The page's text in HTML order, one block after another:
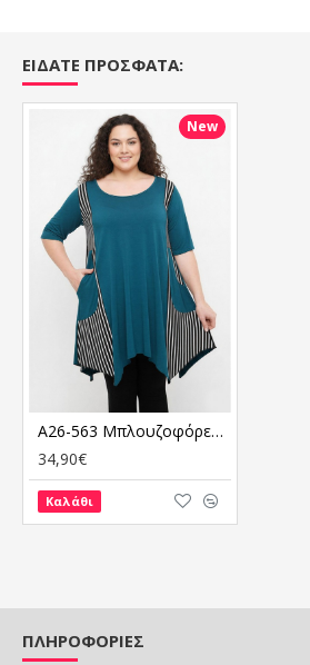
ΕΙΔΑΤΕ ΠΡΟΣΦΑΤΑ:
New
A26-563 Μπλουζοφόρεμα με ριγέ - Πετρόλ
34,90€
Καλάθι
ΠΛΗΡΟΦΟΡΙΕΣ